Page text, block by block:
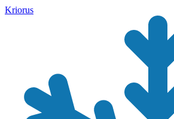
Kriorus